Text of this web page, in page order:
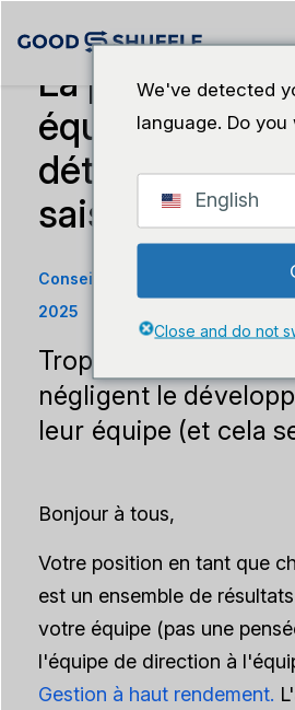
La
équipe est
déterminante
saison chargée
Conseils en matière de
2025
Trop de chefs
négligent le
leur équipe (et cela
Bonjour à tous,
Votre position en tant que
est un ensemble de
votre équipe (pas une
l'équipe de direction à
Gestion à haut rendement.
We've detected
language. Do
English
Close and do not